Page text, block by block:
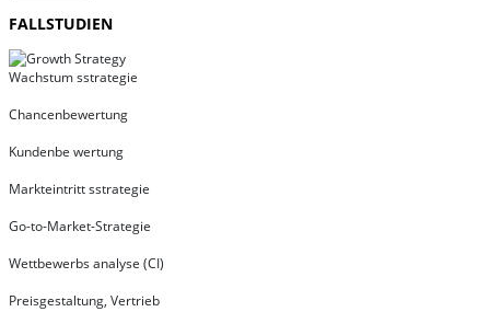
FALLSTUDIEN
Wachstum sstrategie
Chancenbewertung
Kundenbe wertung
Markteintritt sstrategie
Go-to-Market-Strategie
Wettbewerbs analyse (CI)
Preisgestaltung, Vertrieb